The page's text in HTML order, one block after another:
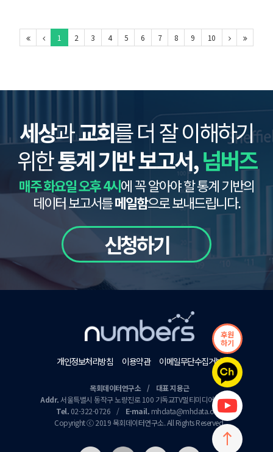
후원
하기
1 2 3 4 5 6 7 8 9 10
세상과교회를 더 잘 이해하기
위한통계 기반 보고서,넘버즈
매주 화요일 오후 4시에 꼭 알아야 할 통계 기반의
데이터 보고서를메일함으로 보내드립니다.
신청하기
개인정보처리방침 이용약관 이메일무단수집거부
목회데이터연구소 / 대표 지용근
Addr.서울특별시 동작구 노량진로 100 기독교TV멀티미디어센터 9층
Tel. 02-322-0726 / E-mail. mhdata@mhdata.or.kr
Copyright ⓒ 2019 목회데이터연구소. All Rights Reserved.